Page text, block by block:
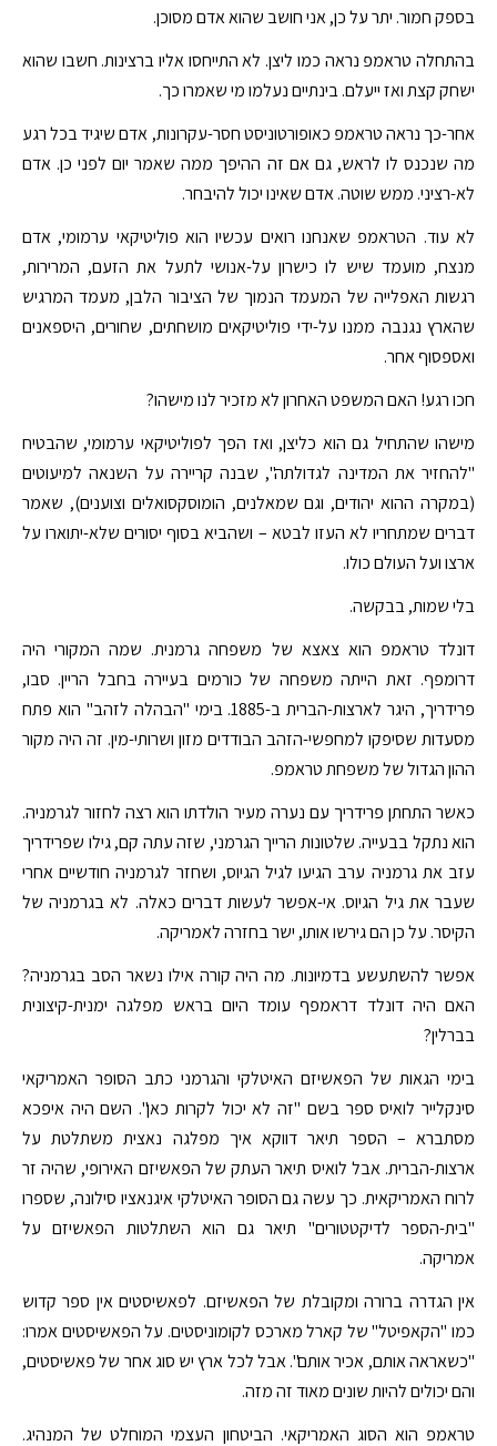
בספק חמור. יתר על כן, אני חושב שהוא אדם מסוכן.
בהתחלה טראמפ נראה כמו ליצן. לא התייחסו אליו ברצינות. חשבו שהוא
ישחק קצת ואז ייעלם. בינתיים נעלמו מי שאמרו כך.
אחר-כך נראה טראמפ כאופורטוניסט חסר-עקרונות, אדם שיגיד בכל רגע
מה שנכנס לו לראש, גם אם זה ההיפך ממה שאמר יום לפני כן. אדם
לא-רציני. ממש שוטה. אדם שאינו יכול להיבחר.
לא עוד. הטראמפ שאנחנו רואים עכשיו הוא פוליטיקאי ערמומי, אדם
מנצח, מועמד שיש לו כישרון על-אנושי לתעל את הזעם, המרירות,
רגשות האפלייה של המעמד הנמוך של הציבור הלבן, מעמד המרגיש
שהארץ נגנבה ממנו על-ידי פוליטיקאים מושחתים, שחורים, היספאנים
ואספסוף אחר.
חכו רגע! האם המשפט האחרון לא מזכיר לנו מישהו?
מישהו שהתחיל גם הוא כליצן, ואז הפך לפוליטיקאי ערמומי, שהבטיח
"להחזיר את המדינה לגדולתה", שבנה קריירה על השנאה למיעוטים
(במקרה ההוא יהודים, וגם שמאלנים, הומוסקסואלים וצוענים), שאמר
דברים שמתחריו לא העזו לבטא – ושהביא בסוף יסורים שלא-יתוארו על
ארצו ועל העולם כולו.
בלי שמות, בבקשה.
דונלד טראמפ הוא צאצא של משפחה גרמנית. שמה המקורי היה
דרומפף. זאת הייתה משפחה של כורמים בעיירה בחבל הריין. סבו,
פרידריך, היגר לארצות-הברית ב-1885. בימי "הבהלה לזהב" הוא פתח
מסעדות שסיפקו למחפשי-הזהב הבודדים מזון ושרותי-מין. זה היה מקור
ההון הגדול של משפחת טראמפ.
כאשר התחתן פרידריך עם נערה מעיר הולדתו הוא רצה לחזור לגרמניה.
הוא נתקל בבעייה. שלטונות הרייך הגרמני, שזה עתה קם, גילו שפרידריך
עזב את גרמניה ערב הגיעו לגיל הגיוס, ושחזר לגרמניה חודשיים אחרי
שעבר את גיל הגיוס. אי-אפשר לעשות דברים כאלה. לא בגרמניה של
הקיסר. על כן הם גירשו אותו, ישר בחזרה לאמריקה.
אפשר להשתעשע בדמיונות. מה היה קורה אילו נשאר הסב בגרמניה?
האם היה דונלד דראמפף עומד היום בראש מפלגה ימנית-קיצונית
בברלין?
בימי הגאות של הפאשיזם האיטלקי והגרמני כתב הסופר האמריקאי
סינקלייר לואיס ספר בשם "זה לא יכול לקרות כאן". השם היה איפכא
מסתברא – הספר תיאר דווקא איך מפלגה נאצית משתלטת על
ארצות-הברית. אבל לואיס תיאר העתק של הפאשיזם האירופי, שהיה זר
לרוח האמריקאית. כך עשה גם הסופר האיטלקי איגנאציו סילונה, שספרו
"בית-הספר לדיקטטורים" תיאר גם הוא השתלטות הפאשיזם על
אמריקה.
אין הגדרה ברורה ומקובלת של הפאשיזם. לפאשיסטים אין ספר קדוש
כמו "הקאפיטל" של קארל מארכס לקומוניסטים. על הפאשיסטים אמרו:
"כשאראה אותם, אכיר אותם". אבל לכל ארץ יש סוג אחר של פאשיסטים,
והם יכולים להיות שונים מאוד זה מזה.
טראמפ הוא הסוג האמריקאי. הביטחון העצמי המוחלט של המנהיג.